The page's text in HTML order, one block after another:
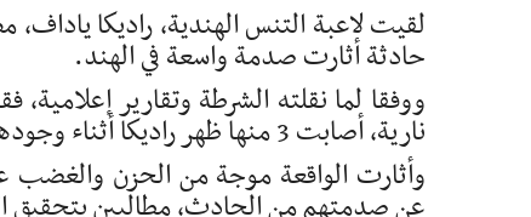
لقيت لاعبة التنس الهندية، راديكا ياداف،
حادثة أثارت صدمة واسعة في الهند.
نارية، أصابت 3 منها ظهر راديكا أثناء وجودها في المطبخ.
وأثارت الواقعة موجة من الحزن والغضب